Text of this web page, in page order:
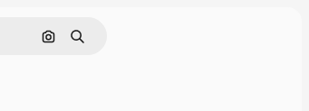
画像で検索
検索